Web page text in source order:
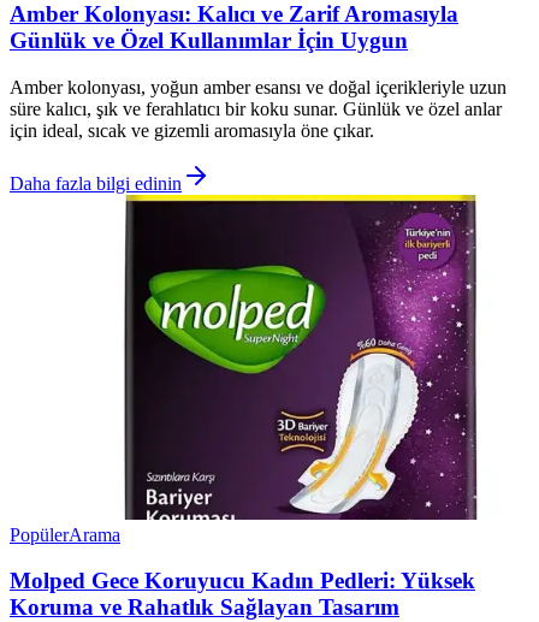
Amber Kolonyası: Kalıcı ve Zarif Aromasıyla
Günlük ve Özel Kullanımlar İçin Uygun
Amber kolonyası, yoğun amber esansı ve doğal içerikleriyle uzun
süre kalıcı, şık ve ferahlatıcı bir koku sunar. Günlük ve özel anlar
için ideal, sıcak ve gizemli aromasıyla öne çıkar.
Daha fazla bilgi edinin
PopülerArama
Molped Gece Koruyucu Kadın Pedleri: Yüksek
Koruma ve Rahatlık Sağlayan Tasarım